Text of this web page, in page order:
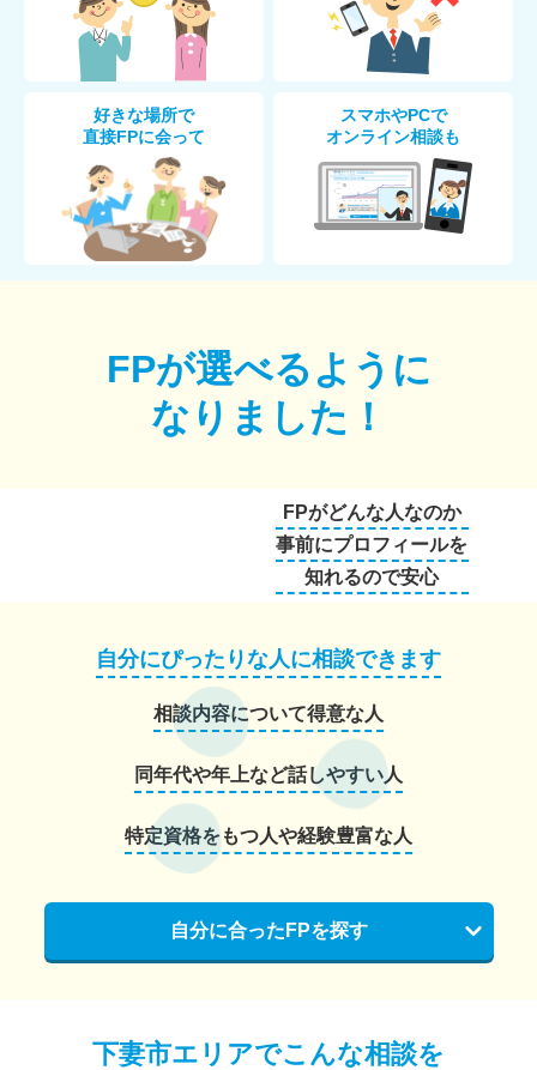
好きな場所で
直接FPに会って
スマホやPCで
オンライン相談も
FPが選べるように
なりました！
FPがどんな人なのか
事前にプロフィールを
知れるので安心
自分にぴったりな人に相談できます
相談内容について得意な人
同年代や年上など話しやすい人
特定資格をもつ人や経験豊富な人
自分に合ったFPを探す
下妻市エリアでこんな相談を